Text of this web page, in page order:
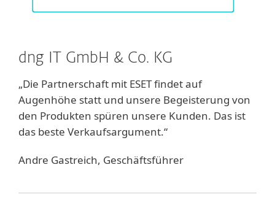
dng IT GmbH & Co. KG
„Die Partnerschaft mit ESET findet auf
Augenhöhe statt und unsere Begeisterung von
den Produkten spüren unsere Kunden. Das ist
das beste Verkaufsargument.“
Andre Gastreich, Geschäftsführer